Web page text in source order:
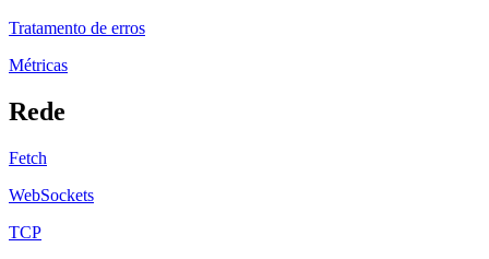
Tratamento de erros
Métricas
Rede
Fetch
WebSockets
TCP